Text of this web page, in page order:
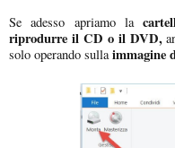
Se adesso apriamo la
riprodurre il CD o il DVD,
solo operando sullaimmagine